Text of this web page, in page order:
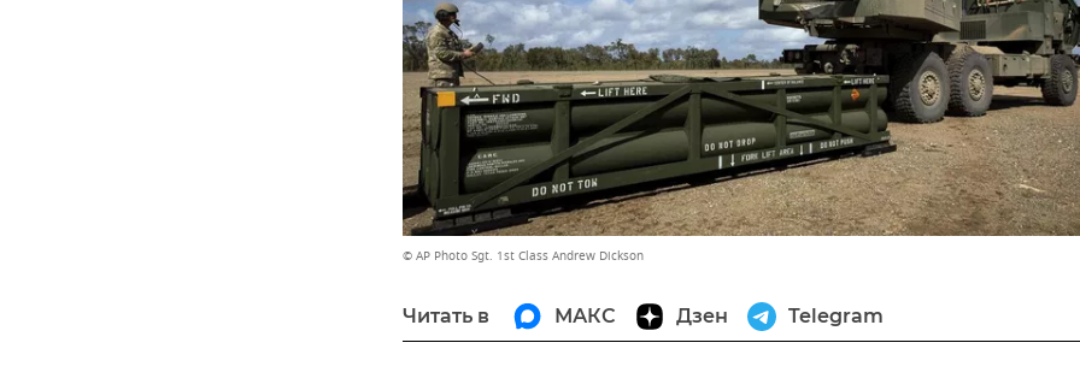
© AP Photo Sgt. 1st Class Andrew Dickson
Читать в МАКС Дзен Telegram